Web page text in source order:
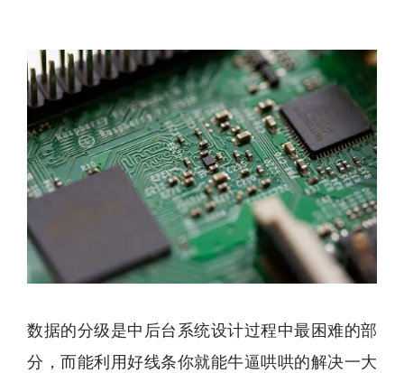
数据的分级是中后台系统设计过程中最困难的部
分，而能利用好线条你就能牛逼哄哄的解决一大